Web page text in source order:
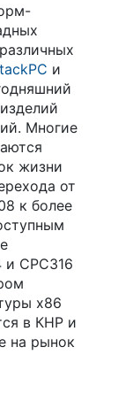
и
Многие
жизни
от
к более
CPC316
х86
в КНР и
на рынок